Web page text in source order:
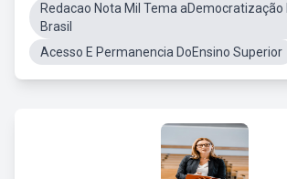
Redacao Nota Mil Tema aDemocratização
Brasil
Acesso E Permanencia DoEnsino Superior